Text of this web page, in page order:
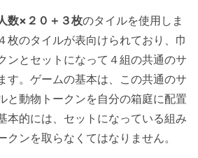
数×２０＋３枚のタイルを使用しま
枚のタイルが表向けられており、巾
ンとセットになって４組の共通のサ
す。ゲームの基本は、この共通のサ
と動物トークンを自分の箱庭に配置
本的には、セットになっている組み
クンを取らなくてはなりません。